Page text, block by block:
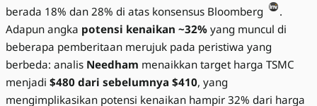
berada 18% dan 28% di atas konsensus Bloomberg
.
Adapun angka potensi kenaikan ~32% yang muncul di
beberapa pemberitaan merujuk pada peristiwa yang
berbeda: analis Needham menaikkan target harga TSMC
menjadi $480 dari sebelumnya $410, yang
mengimplikasikan potensi kenaikan hampir 32% dari harga